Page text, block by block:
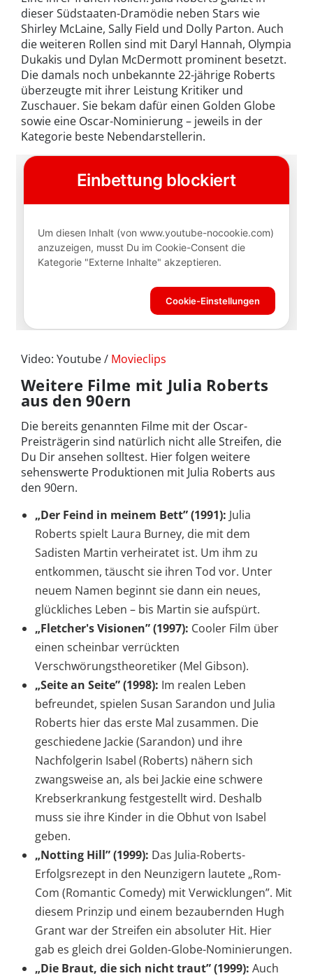
dieser Südstaaten-Dramödie neben Stars wie
Shirley McLaine, Sally Field und Dolly Parton. Auch
die weiteren Rollen sind mit Daryl Hannah, Olympia
Dukakis und Dylan McDermott prominent besetzt.
Die damals noch unbekannte 22-jährige Roberts
überzeugte mit ihrer Leistung Kritiker und
Zuschauer. Sie bekam dafür einen Golden Globe
sowie eine Oscar-Nominierung – jeweils in der
Kategorie beste Nebendarstellerin.
Video: Youtube / Movieclips
Weitere Filme mit Julia Roberts
aus den 90ern
Die bereits genannten Filme mit der Oscar-
Preisträgerin sind natürlich nicht alle Streifen, die
Du Dir ansehen solltest. Hier folgen weitere
sehenswerte Produktionen mit Julia Roberts aus
den 90ern.
„Der Feind in meinem Bett” (1991): Julia
Roberts spielt Laura Burney, die mit dem
Sadisten Martin verheiratet ist. Um ihm zu
entkommen, täuscht sie ihren Tod vor. Unter
neuem Namen beginnt sie dann ein neues,
glückliches Leben – bis Martin sie aufspürt.
„Fletcher's Visionen” (1997): Cooler Film über
einen scheinbar verrückten
Verschwörungstheoretiker (Mel Gibson).
„Seite an Seite” (1998): Im realen Leben
befreundet, spielen Susan Sarandon und Julia
Roberts hier das erste Mal zusammen. Die
geschiedene Jackie (Sarandon) und ihre
Nachfolgerin Isabel (Roberts) nähern sich
zwangsweise an, als bei Jackie eine schwere
Krebserkrankung festgestellt wird. Deshalb
muss sie ihre Kinder in die Obhut von Isabel
geben.
„Notting Hill” (1999): Das Julia-Roberts-
Erfolgsrezept in den Neunzigern lautete „Rom-
Com (Romantic Comedy) mit Verwicklungen”. Mit
diesem Prinzip und einem bezaubernden Hugh
Grant war der Streifen ein absoluter Hit. Hier
gab es gleich drei Golden-Globe-Nominierungen.
„Die Braut, die sich nicht traut” (1999): Auch